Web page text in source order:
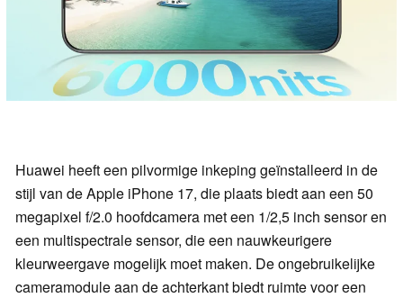
Huawei heeft een pilvormige inkeping geïnstalleerd in de
stijl van de Apple iPhone 17, die plaats biedt aan een 50
megapixel f/2.0 hoofdcamera met een 1/2,5 inch sensor en
een multispectrale sensor, die een nauwkeurigere
kleurweergave mogelijk moet maken. De ongebruikelijke
cameramodule aan de achterkant biedt ruimte voor een